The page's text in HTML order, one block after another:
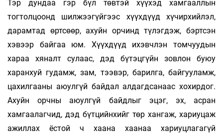
Тэр дундаа гэр бүл төвтэй хүүхэд хамгааллын
тогтолцоонд шилжээгүйгээс хүүхдүүд хүчирхийлэл,
дарамтад өртсөөр, ахуйн орчинд түлэгдэж, бэртсэн
хэвээр байгаа юм. Хүүхдүүд ихэвчлэн томчуудын
хараа хяналт сулаас, дэд бүтэцгүйн зовлон буюу
харанхуй гудамж, зам, тээвэр, барилга, байгууламж,
цахилгааны аюулгүй байдал алдагдсанаас хохирдог.
Ахуйн орчны аюулгүй байдлыг эцэг, эх, асран
хамгаалагчид, дэд бүтцийнхийг төр хангаж, хариуцаж
ажиллах ёстой ч хаана хаанаа хариуцлагагүй